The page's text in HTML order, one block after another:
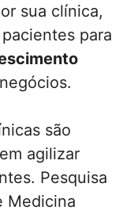
sua clínica,
para
são
agilizar
Pesquisa
Medicina